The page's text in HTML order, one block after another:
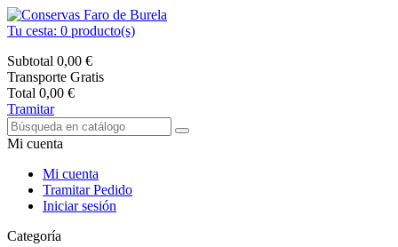
Tu cesta: 0 producto(s)
Subtotal 0,00 €
Transporte Gratis
Total 0,00 €
Tramitar
Mi cuenta
Mi cuenta
Tramitar Pedido
Iniciar sesión
Categoría